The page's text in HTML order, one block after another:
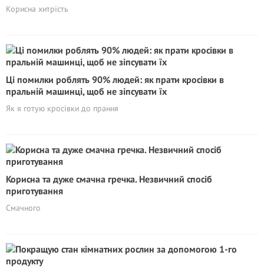
Корисна хитрість
Ці помилки роблять 90% людей: як прати кросівки в
пральній машинці, щоб не зіпсувати їх
Як я готую кросівки до прання
Корисна та дуже смачна гречка. Незвичний спосіб
приготування
Смачного